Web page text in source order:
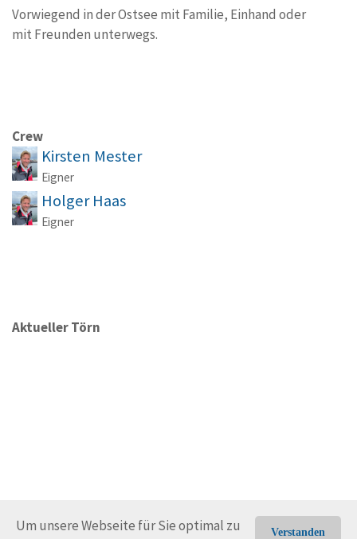
Verstanden
Um unsere Webseite für Sie optimal zu
Vorwiegend in der Ostsee mit Familie, Einhand oder
mit Freunden unterwegs.
Crew
Kirsten Mester
Eigner
Holger Haas
Eigner
Aktueller Törn